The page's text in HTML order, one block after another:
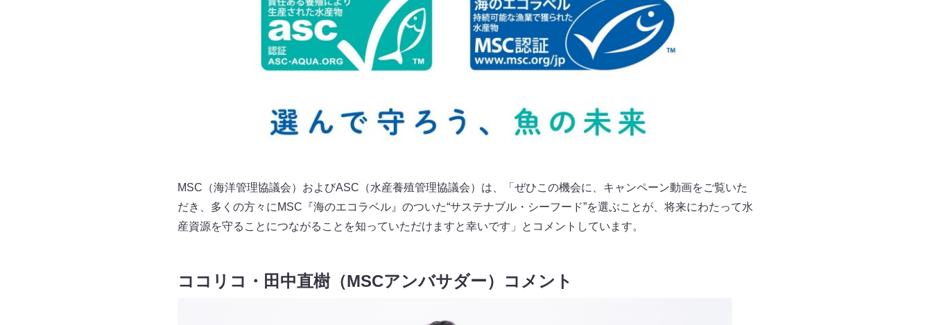
MSC（海洋管理協議会）およびASC（水産養殖管理協議会）は、「ぜひこの機会に、キャンペーン動画をご覧いた
だき、多くの方々にMSC『海のエコラベル』のついた“サステナブル・シーフード”を選ぶことが、将来にわたって水
産資源を守ることにつながることを知っていただけますと幸いです」とコメントしています。
ココリコ・田中直樹（MSCアンバサダー）コメント